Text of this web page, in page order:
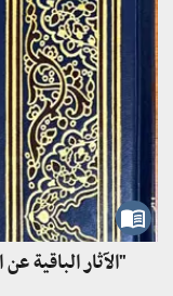
"الآثار الباقية